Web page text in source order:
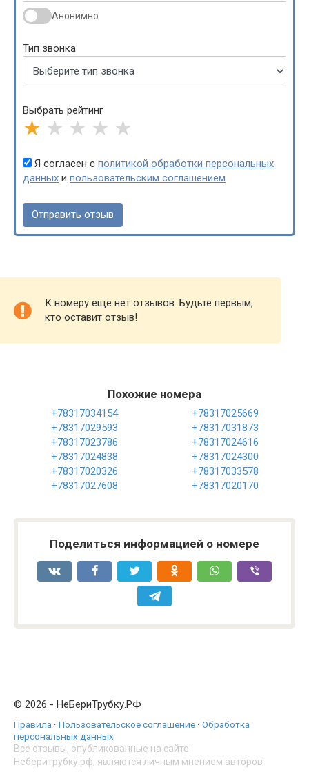
Анонимно
Тип звонка
Выбрать рейтинг
★ ★ ★ ★ ★
Я согласен с политикой обработки персональных
данных и пользовательским соглашением
К номеру еще нет отзывов. Будьте первым,
кто оставит отзыв!
Похожие номера
+78317034154
+78317025669
+78317029593
+78317031873
+78317023786
+78317024616
+78317024838
+78317024300
+78317020326
+78317033578
+78317027608
+78317020170
Поделиться информацией о номере
© 2026 - НеБериТрубку.РФ
Правила · Пользовательское соглашение · Обработка
персональных данных
Все отзывы, опубликованные на сайте
Неберитрубку.рф, являются личным мнением авторов